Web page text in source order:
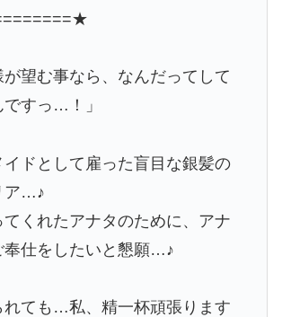
が望む事なら、なんだってして
すっ…！」
イドとして雇った盲目な銀髪の
ア…♪
てくれたアナタのために、アナ
奉仕をしたいと懇願…♪
れても…私、精一杯頑張ります